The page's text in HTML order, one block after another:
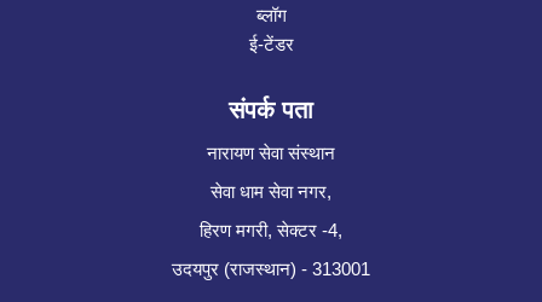
ब्लॉग
ई-टेंडर
संपर्क पता
नारायण सेवा संस्थान
सेवा धाम सेवा नगर,
हिरण मगरी, सेक्टर -4,
उदयपुर (राजस्थान) - 313001